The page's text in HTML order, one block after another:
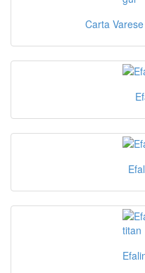
Carta